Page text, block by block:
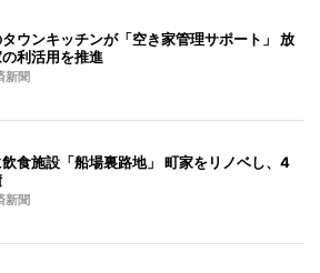
ウンキッチンが「空き家管理サポート」 放
利活用を推進
新聞
食施設「船場裏路地」 町家をリノベし、4
新聞